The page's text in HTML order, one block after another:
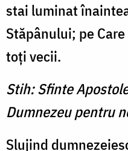
stai luminat
Stăpânului; pe
toţi vecii.
Stih: Sfinte
Dumnezeu pentru
Slujind